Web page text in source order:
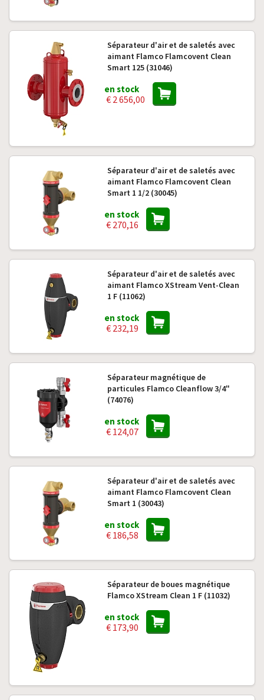
Séparateur d'air et de saletés avec
aimant Flamco Flamcovent Clean
Smart 125 (31046)
en stock
€ 2 656,00
Séparateur d'air et de saletés avec
aimant Flamco Flamcovent Clean
Smart 1 1/2 (30045)
en stock
€ 270,16
Séparateur d'air et de saletés avec
aimant Flamco XStream Vent-Clean
1 F (11062)
en stock
€ 232,19
Séparateur magnétique de
particules Flamco Cleanflow 3/4"
(74076)
en stock
€ 124,07
Séparateur d'air et de saletés avec
aimant Flamco Flamcovent Clean
Smart 1 (30043)
en stock
€ 186,58
Séparateur de boues magnétique
Flamco XStream Clean 1 F (11032)
en stock
€ 173,90